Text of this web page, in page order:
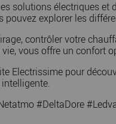
solutions électriques
explorer les
contrôler votre
vous offre un confort
Electrissime pour
#DeltaDore